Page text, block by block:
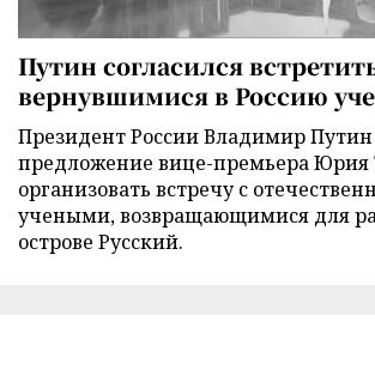
Путин согласился
вернувшимися в Россию
Президент России Владимир
предложение вице-премьера Юрия
организовать встречу с
учеными, возвращающимися для
острове Русский.